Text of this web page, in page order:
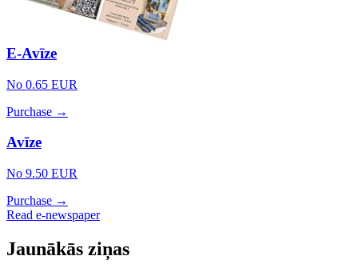
E-Avīze
No 0.65 EUR
Purchase →
Avīze
No 9.50 EUR
Purchase →
Read e-newspaper
Jaunākās ziņas